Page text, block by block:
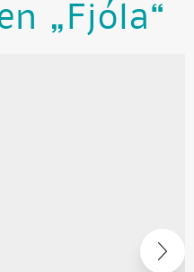
„Fjóla“